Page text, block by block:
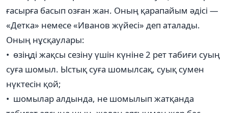
ғасырға басып озған жан. Оның қарапайым әдісі —
«Детка» немесе «Иванов жүйесі» деп аталады.
Оның нұсқаулары:
• өзіңді жақсы сезіну үшін күніне 2 рет табиғи суың
суға шомыл. Ыстық суға шомылсақ, суық сумен
нүктесін қой;
• шомылар алдында, не шомылып жатқанда